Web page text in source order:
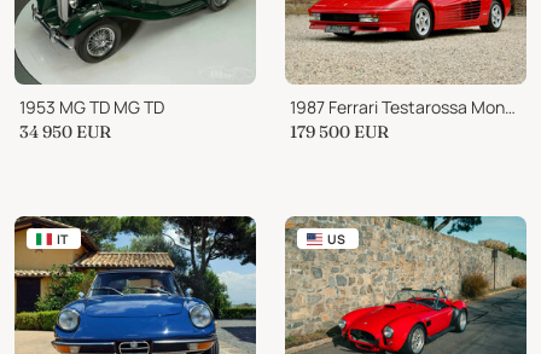
1953 MG TD MG TD
34 950 EUR
1987 Ferrari Testarossa Monodado
179 500 EUR
IT US